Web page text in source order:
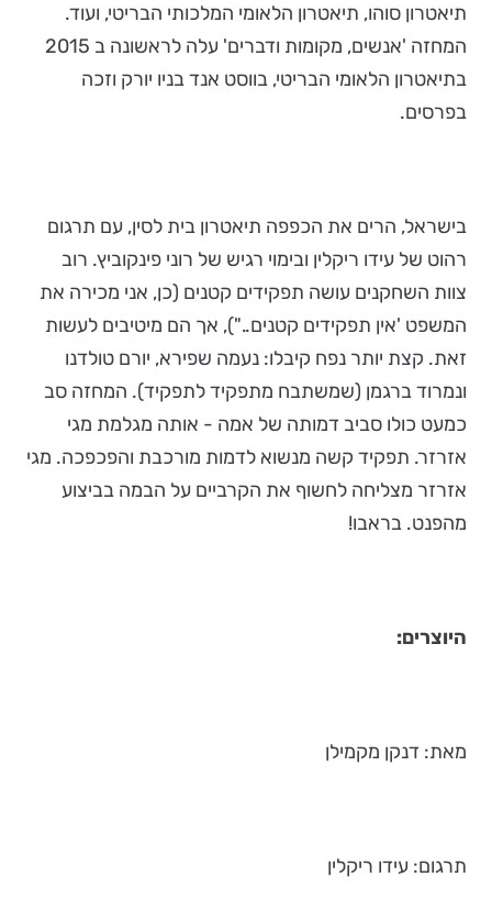
תיאטרון סוהו, תיאטרון הלאומי המלכותי הבריטי, ועוד.
המחזה 'אנשים, מקומות ודברים' עלה לראשונה ב 2015
בתיאטרון הלאומי הבריטי, בווסט אנד בניו יורק וזכה
בפרסים.
בישראל, הרים את הכפפה תיאטרון בית לסין, עם תרגום
רהוט של עידו ריקלין ובימוי רגיש של רוני פינקוביץ. רוב
צוות השחקנים עושה תפקידים קטנים (כן, אני מכירה את
המשפט 'אין תפקידים קטנים.."), אך הם מיטיבים לעשות
זאת. קצת יותר נפח קיבלו: נעמה שפירא, יורם טולדנו
ונמרוד ברגמן (שמשתבח מתפקיד לתפקיד). המחזה סב
כמעט כולו סביב דמותה של אמה - אותה מגלמת מגי
אזרזר. תפקיד קשה מנשוא לדמות מורכבת והפכפכה. מגי
אזרזר מצליחה לחשוף את הקרביים על הבמה בביצוע
מהפנט. בראבו!
היוצרים:
מאת: דנקן מקמילן
תרגום: עידו ריקלין